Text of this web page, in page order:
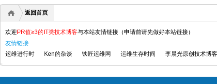
返回首页
欢迎 PR值≥3的IT类技术博客与本站友情链接（申请前请先做好本站链接）
友情链接
运维进行时
Ken的杂谈 铁匠运维网 运维生存时间 李晨光原创技术博客